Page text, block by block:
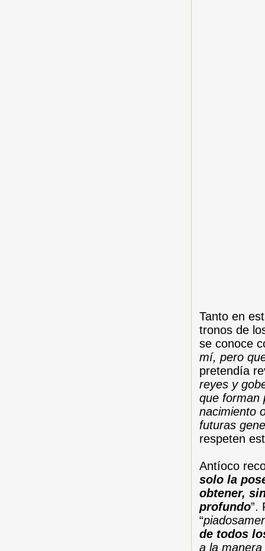
Tanto en
tronos de
se conoce
mí, pero
pretendía
reyes y
que forman
nacimiento
futuras
respeten
Antíoco
solo la
obtener,
profundo”.
“
de todos
a la